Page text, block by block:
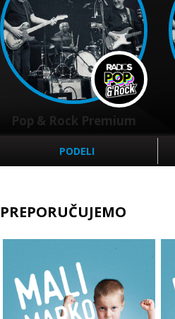
Pop & Rock Premium
PODELI
PREPORUČUJEMO